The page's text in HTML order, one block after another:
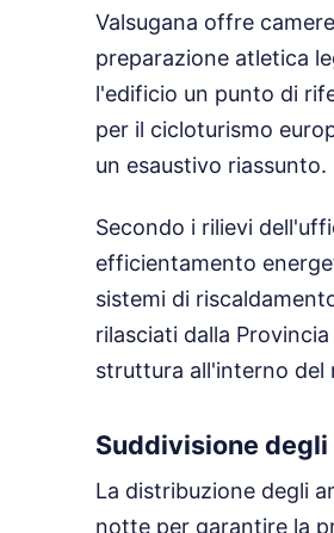
Valsugana offre
preparazione atletica
l'edificio un punto di
per il cicloturismo
un esaustivo riassunto.
Secondo i rilievi
efficientamento
sistemi di
rilasciati dalla
struttura all'interno del
Suddivisione
La distribuzione degli
notte per garantire la